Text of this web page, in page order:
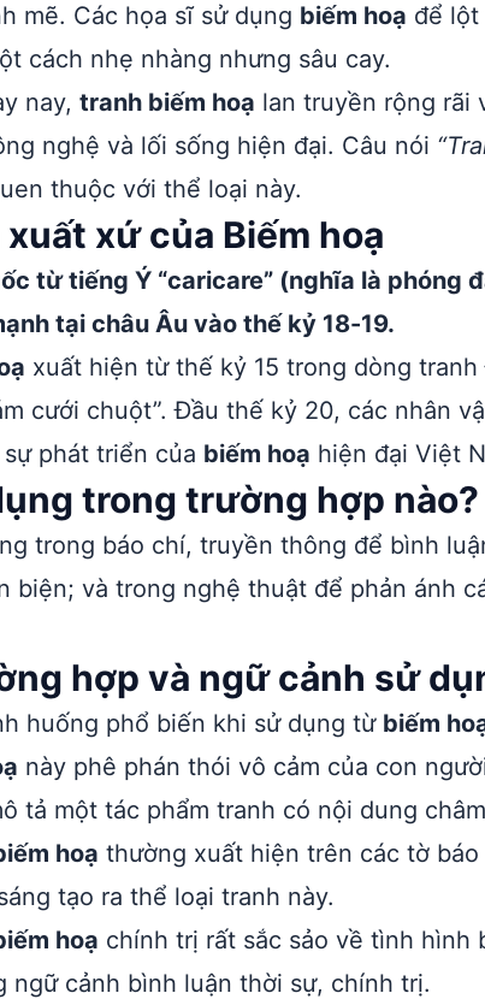
mẽ. Các họa sĩ sử dụng biếm hoạ để
cách nhẹ nhàng nhưng sâu cay.
nay, tranh biếm hoạ lan truyền rộng rãi
nghệ và lối sống hiện đại. Câu nói
thuộc với thể loại này.
xứ của Biếm hoạ
từ tiếng Ý “caricare” (nghĩa là phóng
tại châu Âu vào thế kỷ 18-19.
xuất hiện từ thế kỷ 15 trong dòng
cưới chuột”. Đầu thế kỷ 20, các nhân
phát triển của biếm hoạ hiện đại Việt
trong trường hợp nào?
trong báo chí, truyền thông để bình
biện; và trong nghệ thuật để phản ánh
hợp và ngữ cảnh sử
huống phổ biến khi sử dụng từ biếm
này phê phán thói vô cảm của con
tả một tác phẩm tranh có nội dung
hoạ thường xuất hiện trên các tờ báo
tạo ra thể loại tranh này.
hoạ chính trị rất sắc sảo về tình hình
ngữ cảnh bình luận thời sự, chính trị.